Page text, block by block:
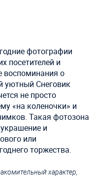
фотографии
посетителей и
воспоминания о
уютный Снеговик
не просто
«на коленочки» и
Такая фотозона
и
или
торжества.
характер,